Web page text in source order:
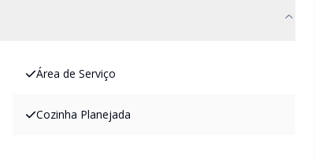
Área de Serviço
Cozinha Planejada